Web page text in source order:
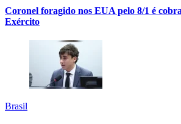
Coronel foragido nos EUA pelo 8/1 é
Exército
Brasil